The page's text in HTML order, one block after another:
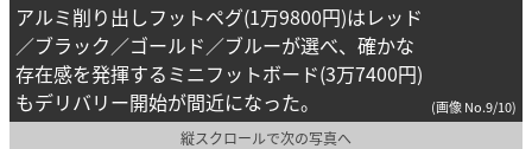
アルミ削り出しフットペグ(1万9800円)はレッド
／ブラック／ゴールド／ブルーが選べ、確かな
存在感を発揮するミニフットボード(3万7400円)
もデリバリー開始が間近になった。
(画像 No.9/10)
縦スクロールで次の写真へ